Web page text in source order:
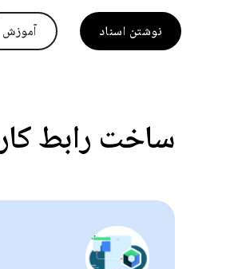
نوشتن اسناد آموزش
ساخت رابط